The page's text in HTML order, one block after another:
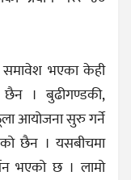
समावेश भएका केही
। बुढीगण्डकी,
आयोजना सुरु गर्ने
छैन । यसबीचमा
भएको छ । लामो